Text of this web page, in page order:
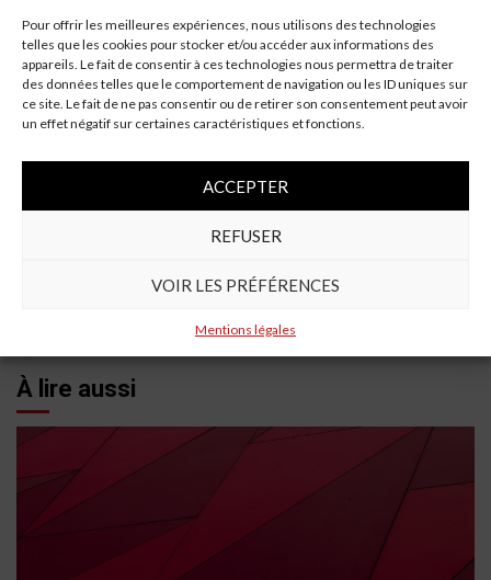
Pour offrir les meilleures expériences, nous utilisons des technologies
telles que les cookies pour stocker et/ou accéder aux informations des
appareils. Le fait de consentir à ces technologies nous permettra de traiter
des données telles que le comportement de navigation ou les ID uniques sur
ce site. Le fait de ne pas consentir ou de retirer son consentement peut avoir
un effet négatif sur certaines caractéristiques et fonctions.
ACCEPTER
REFUSER
VOIR LES PRÉFÉRENCES
Mentions légales
A Ploumagoar, la voiture finit sur le toit : Un
accident spectaculaire
Accident à Sarzeau : Une voiture renverse deux
boulistes, un blessé grave
Deux Piétons Blessés par une Voiture aux Sables
Une collision entre trois voitures à Rouillac : un blessé
À lire aussi